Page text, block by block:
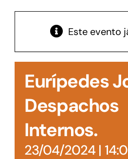
Acesso à Informação
Este evento
Eurípedes
Despachos
Internos.
23/04/2024 |